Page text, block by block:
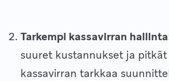
Tarkempi kassavirran hallinta
suuret kustannukset ja
kassavirran tarkkaa